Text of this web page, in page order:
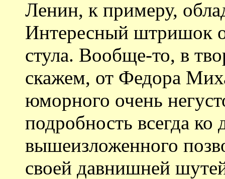
Ленин, к примеру,
Интересный штришок
стула. Вообще-то, в
скажем, от Федора
юморного очень
подробность всегда ко
вышеизложенного
своей давнишней